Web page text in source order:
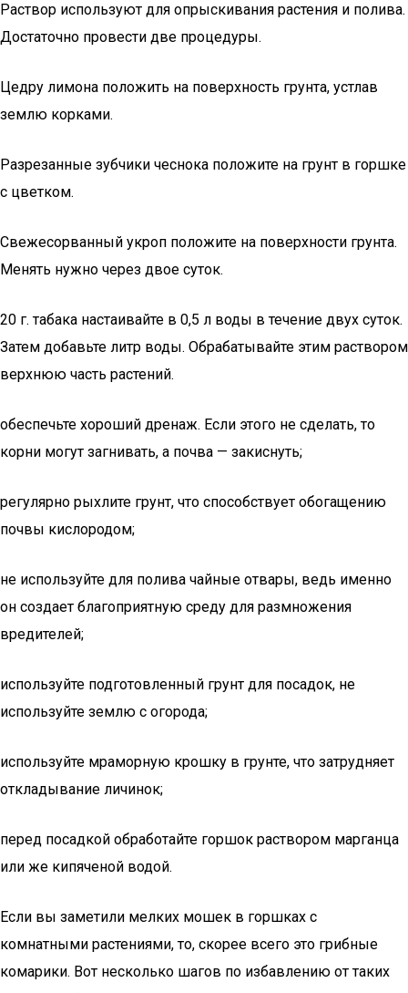
Раствор используют для опрыскивания растения и полива.
Достаточно провести две процедуры.
Цедру лимона положить на поверхность грунта, устлав
землю корками.
Разрезанные зубчики чеснока положите на грунт в горшке
с цветком.
Свежесорванный укроп положите на поверхности грунта.
Менять нужно через двое суток.
20 г. табака настаивайте в 0,5 л воды в течение двух суток.
Затем добавьте литр воды. Обрабатывайте этим раствором
верхнюю часть растений.
обеспечьте хороший дренаж. Если этого не сделать, то
корни могут загнивать, а почва — закиснуть;
регулярно рыхлите грунт, что способствует обогащению
почвы кислородом;
не используйте для полива чайные отвары, ведь именно
он создает благоприятную среду для размножения
вредителей;
используйте подготовленный грунт для посадок, не
используйте землю с огорода;
используйте мраморную крошку в грунте, что затрудняет
откладывание личинок;
перед посадкой обработайте горшок раствором марганца
или же кипяченой водой.
Если вы заметили мелких мошек в горшках с
комнатными растениями, то, скорее всего это грибные
комарики. Вот несколько шагов по избавлению от таких